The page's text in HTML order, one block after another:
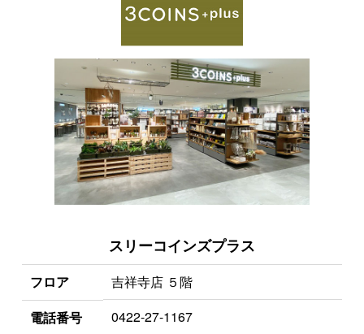
スリーコインズプラス
フロア
吉祥寺店 ５階
電話番号
0422-27-1167